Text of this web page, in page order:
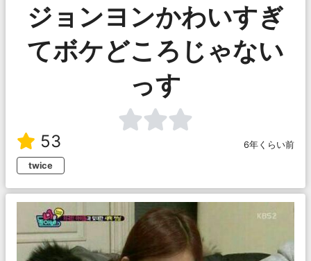
ジョンヨンかわいすぎ
てボケどころじゃない
っす
53
6年くらい前
twice